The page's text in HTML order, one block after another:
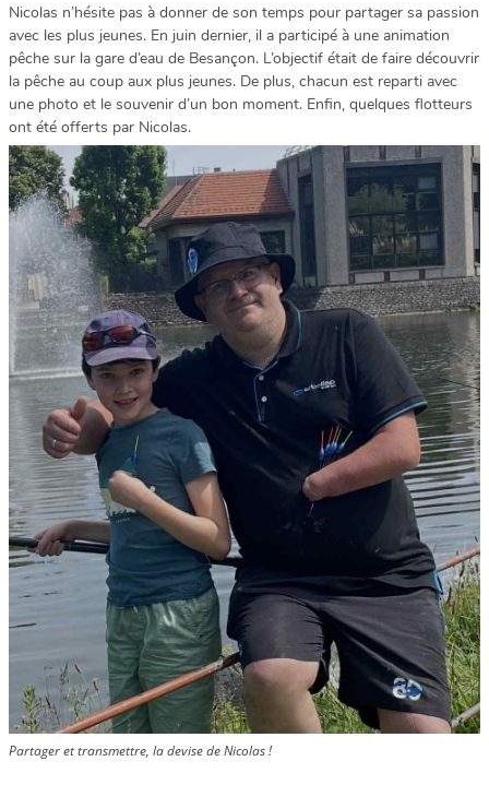
Nicolas n’hésite pas à donner de son temps pour partager sa passion
avec les plus jeunes. En juin dernier, il a participé à une animation
pêche sur la gare d’eau de Besançon. L’objectif était de faire découvrir
la pêche au coup aux plus jeunes. De plus, chacun est reparti avec
une photo et le souvenir d’un bon moment. Enfin, quelques flotteurs
ont été offerts par Nicolas.
Partager et transmettre, la devise de Nicolas !